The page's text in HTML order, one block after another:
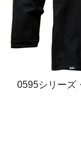
0595シリーズ